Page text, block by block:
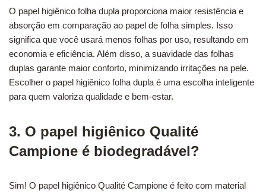
O papel higiênico folha dupla proporciona maior resistência e
absorção em comparação ao papel de folha simples. Isso
significa que você usará menos folhas por uso, resultando em
economia e eficiência. Além disso, a suavidade das folhas
duplas garante maior conforto, minimizando irritações na pele.
Escolher o papel higiênico folha dupla é uma escolha inteligente
para quem valoriza qualidade e bem-estar.
3. O papel higiênico Qualité
Campione é biodegradável?
Sim! O papel higiênico Qualité Campione é feito com material